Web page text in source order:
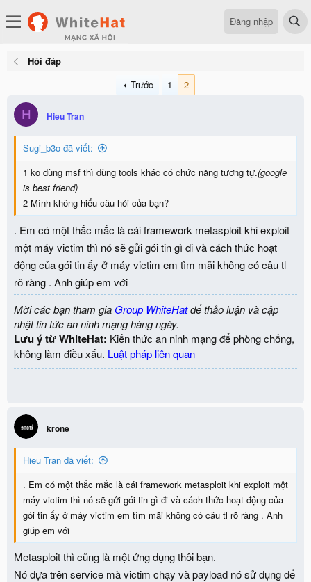
Đăng nhập
Hỏi đáp
Trước
1 2
H Hieu Tran
Sugi_b3o đã viết:
1 ko dùng msf thì dùng tools khác có chức năng tương tự.(google
is best friend)
2 Mình không hiểu câu hỏi của bạn?
. Em có một thắc mắc là cái framework metasploit khi exploit
một máy victim thì nó sẽ gửi gói tin gì đi và cách thức hoạt
động của gói tin ấy ở máy victim em tìm mãi không có câu tl
rõ ràng . Anh giúp em với
Mời các bạn tham gia Group WhiteHatđể thảo luận và cập
nhật tin tức an ninh mạng hàng ngày.
Lưu ý từ WhiteHat: Kiến thức an ninh mạng để phòng chống,
không làm điều xấu. Luật pháp liên quan
krone
Hieu Tran đã viết:
. Em có một thắc mắc là cái framework metasploit khi exploit một
máy victim thì nó sẽ gửi gói tin gì đi và cách thức hoạt động của
gói tin ấy ở máy victim em tìm mãi không có câu tl rõ ràng . Anh
giúp em với
Metasploit thì cũng là một ứng dụng thôi bạn.
Nó dựa trên service mà victim chạy và payload nó sử dụng để